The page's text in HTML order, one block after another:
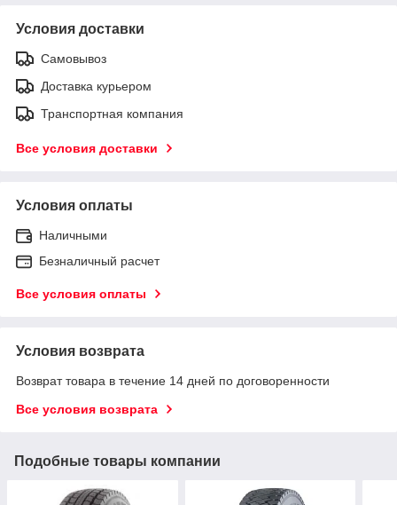
Условия доставки
Самовывоз
Доставка курьером
Транспортная компания
Все условия доставки
Условия оплаты
Наличными
Безналичный расчет
Все условия оплаты
Условия возврата
Возврат товара в течение 14 дней по договоренности
Все условия возврата
Подобные товары компании